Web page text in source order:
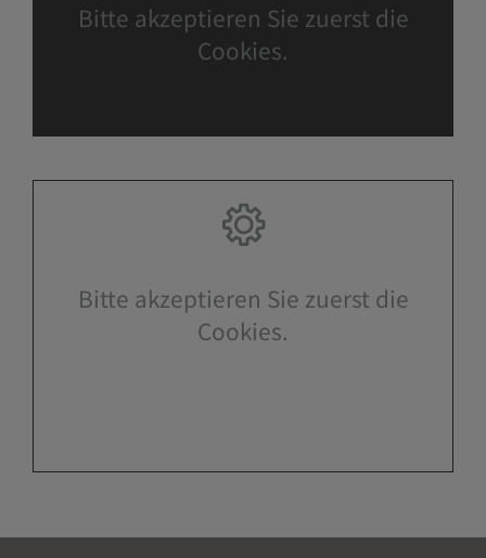
Bitte akzeptieren Sie zuerst die
Cookies.
Bitte akzeptieren Sie zuerst die
Cookies.